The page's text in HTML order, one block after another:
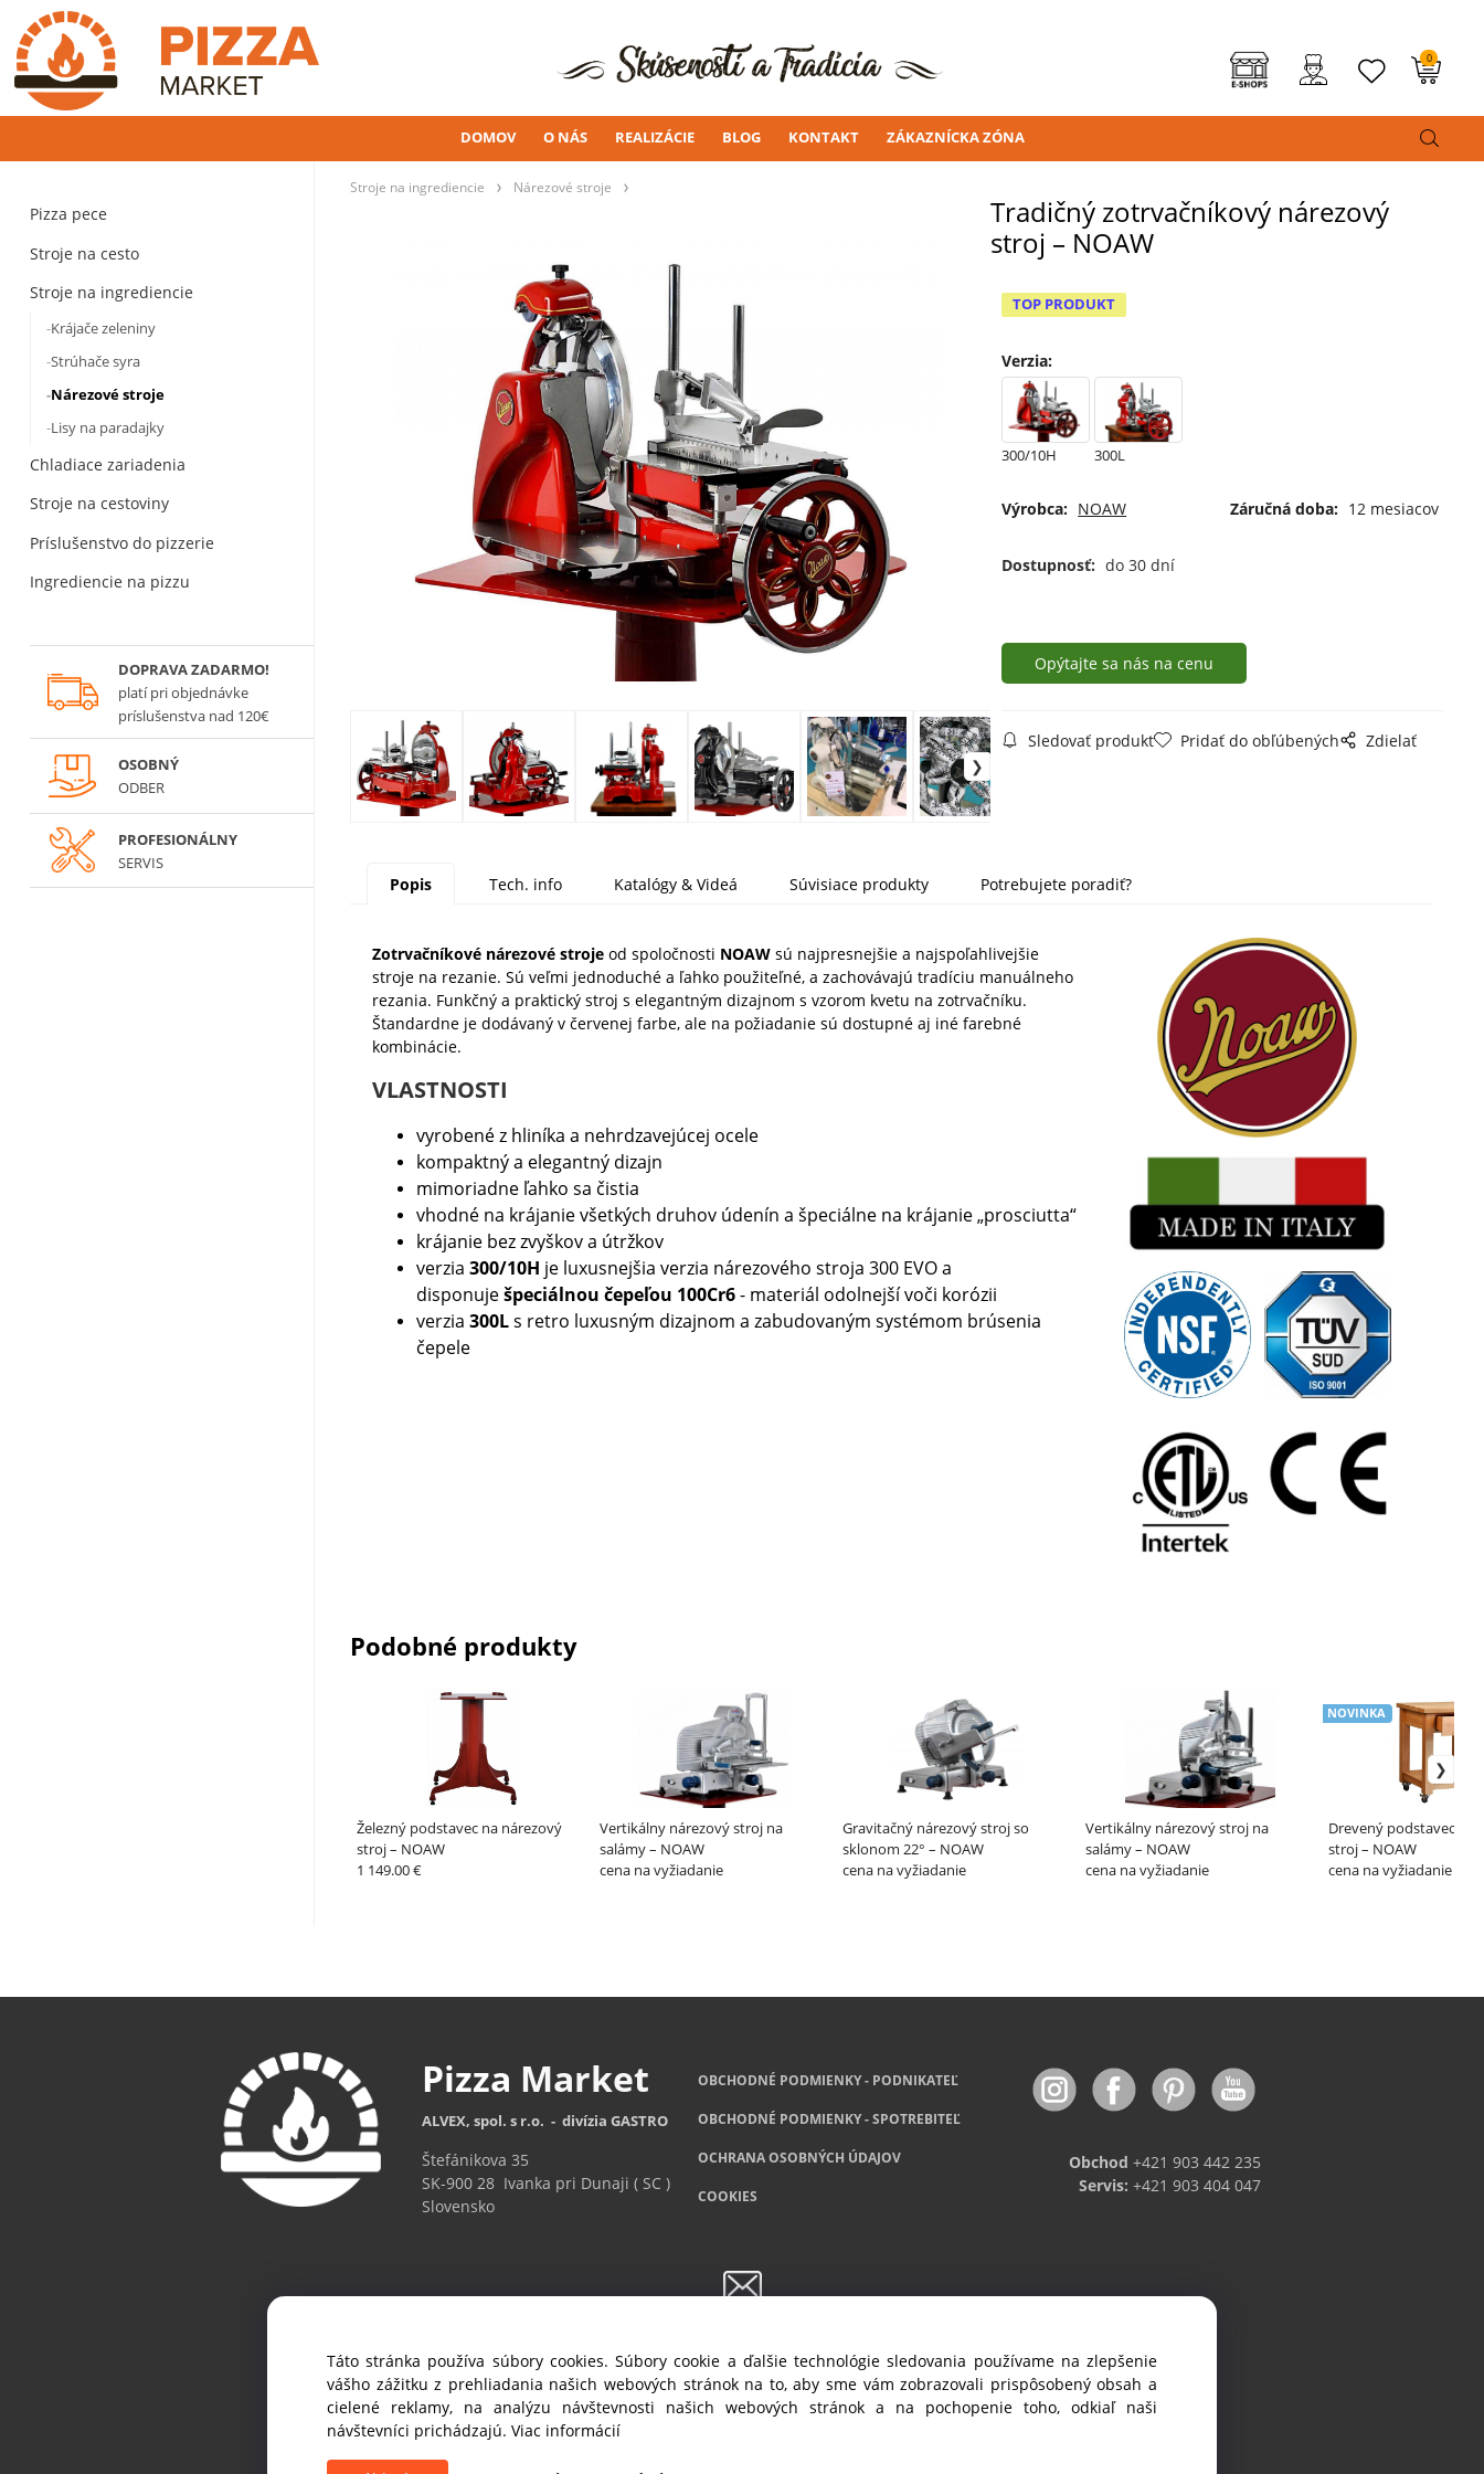
DOMOV O NÁS REALIZÁCIE BLOG KONTAKT ZÁKAZNÍCKA ZÓNA
0
Pizza pece
Stroje na cesto
Stroje na ingrediencie
Krájače zeleniny
Strúhače syra
Nárezové stroje
Lisy na paradajky
Chladiace zariadenia
Stroje na cestoviny
Príslušenstvo do pizzerie
Ingrediencie na pizzu
DOPRAVA ZADARMO!
platípri objednávke
príslušenstva nad 120€
OSOBNÝ
ODBER
PROFESIONÁLNY
SERVIS
Stroje na ingrediencie Nárezové stroje
Tradičný zotrvačníkový nárezový
stroj – NOAW
TOP PRODUKT
Verzia:
300/10H 300L
Výrobca: NOAW Záručná doba: 12 mesiacov
Dostupnosť: do 30 dní
Opýtajte sa nás na cenu
Sledovať produkt Pridať do obľúbených Zdielať
Popis Tech. info Katalógy & Videá Súvisiace produkty Potrebujete poradiť?
Zotrvačníkové nárezové strojeod spoločnosti NOAW sú najpresnejšie a najspoľahlivejšie
stroje na rezanie. Sú veľmi jednoduché a ľahko použiteľné, a zachovávajú tradíciu manuálneho
rezania. Funkčný a praktický stroj s elegantným dizajnom s vzorom kvetu na zotrvačníku.
Štandardne je dodávaný v červenej farbe, ale na požiadanie sú dostupné aj iné farebné
kombinácie.
VLASTNOSTI
vyrobené z hliníka a nehrdzavejúcej ocele
kompaktný a elegantný dizajn
mimoriadne ľahko sa čistia
vhodné na krájanie všetkých druhov údenín a špeciálne na krájanie „prosciutta“
krájanie bez zvyškov a útržkov
verzia300/10H je luxusnejšia verzia nárezového stroja 300 EVO a
disponuješpeciálnou čepeľou 100Cr6- materiál odolnejší voči korózii
verzia300Ls retro luxusným dizajnom a zabudovaným systémom brúsenia
čepele
Podobné produkty
Železný podstavec na nárezový
stroj – NOAW
1 149.00 €
Vertikálny nárezový stroj na
salámy – NOAW
cena na vyžiadanie
Gravitačný nárezový stroj so
sklonom 22° – NOAW
cena na vyžiadanie
Vertikálny nárezový stroj na
salámy – NOAW
cena na vyžiadanie
Drevený podstavec na
stroj – NOAW
NOVINKA
cena na vyžiadanie
Pizza Market
ALVEX, spol. s r.o. - divízia GASTRO
Štefánikova 35
SK-900 28 Ivanka pri Dunaji ( SC )
Slovensko
OBCHODNÉ PODMIENKY - PODNIKATEĽ
OBCHODNÉ PODMIENKY - SPOTREBITEĽ
OCHRANA OSOBNÝCH ÚDAJOV
COOKIES
Obchod +421 903 442 235
Servis: +421 903 404 047
Ak chcete byť informovaný o akciách a novinkách, prihláste sa na odber noviniek.
Prihlásiť sa Odhlásiť sa
Táto stránka používa súbory cookies. Súbory cookie a ďalšie technológie sledovania používame na zlepšenie
vášho zážitku z prehliadania našich webových stránok na to, aby sme vám zobrazovali prispôsobený obsah a
cielené reklamy, na analýzu návštevnosti našich webových stránok a na pochopenie toho, odkiaľ naši
návštevníci prichádzajú. Viac informácií